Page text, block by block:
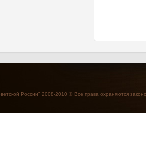
России" 2008-2010 © Все права охраняются